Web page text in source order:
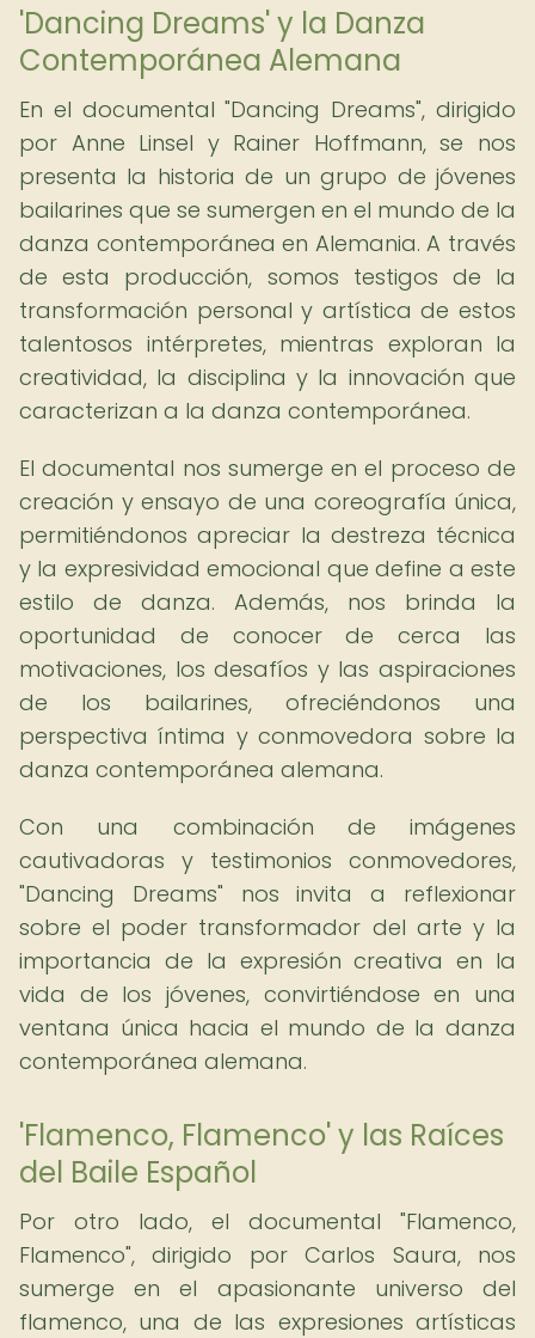
'Dancing Dreams' y la Danza
Contemporánea Alemana
En el documental "Dancing Dreams", dirigido
por Anne Linsel y Rainer Hoffmann, se nos
presenta la historia de un grupo de jóvenes
bailarines que se sumergen en el mundo de la
danza contemporánea en Alemania. A través
de esta producción, somos testigos de la
transformación personal y artística de estos
talentosos intérpretes, mientras exploran la
creatividad, la disciplina y la innovación que
caracterizan a la danza contemporánea.
El documental nos sumerge en el proceso de
creación y ensayo de una coreografía única,
permitiéndonos apreciar la destreza técnica
y la expresividad emocional que define a este
estilo de danza. Además, nos brinda la
oportunidad de conocer de cerca las
motivaciones, los desafíos y las aspiraciones
de los bailarines, ofreciéndonos una
perspectiva íntima y conmovedora sobre la
danza contemporánea alemana.
Con una combinación de imágenes
cautivadoras y testimonios conmovedores,
"Dancing Dreams" nos invita a reflexionar
sobre el poder transformador del arte y la
importancia de la expresión creativa en la
vida de los jóvenes, convirtiéndose en una
ventana única hacia el mundo de la danza
contemporánea alemana.
'Flamenco, Flamenco' y las Raíces
del Baile Español
Por otro lado, el documental "Flamenco,
Flamenco", dirigido por Carlos Saura, nos
sumerge en el apasionante universo del
flamenco, una de las expresiones artísticas